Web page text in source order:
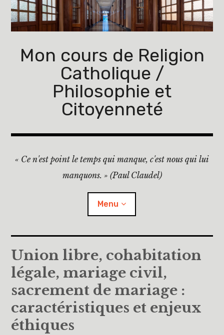
Mon cours de Religion
Catholique /
Philosophie et
Citoyenneté
« Ce n'est point le temps qui manque, c'est nous qui lui
manquons. » (Paul Claudel)
Menu
Accueil
A propos
Cinquièmes
Sixièmes
Union libre, cohabitation
légale, mariage civil,
sacrement de mariage :
caractéristiques et enjeux
éthiques